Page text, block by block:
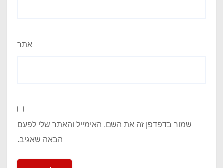
אתר
שמור בדפדפן זה את השם, האימייל והאתר שלי לפעם
הבאה שאגיב.